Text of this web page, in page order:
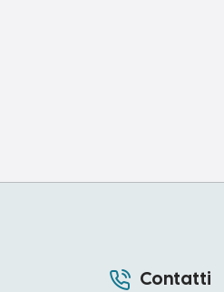
Contatti